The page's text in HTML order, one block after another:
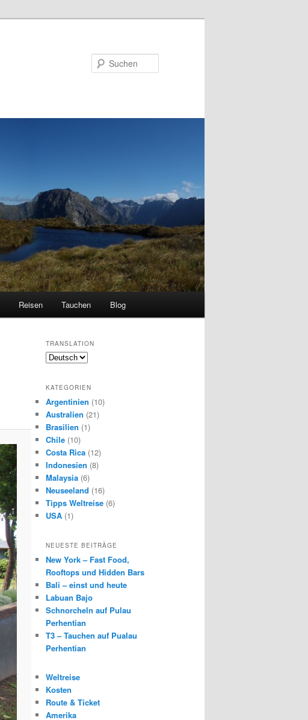
Reisen Tauchen Blog
TRANSLATION
KATEGORIEN
Argentinien (10)
Australien (21)
Brasilien (1)
Chile (10)
Costa Rica (12)
Indonesien (8)
Malaysia (6)
Neuseeland (16)
Tipps Weltreise (6)
USA (1)
NEUESTE BEITRÄGE
New York – Fast Food,
Rooftops und Hidden Bars
Bali – einst und heute
Labuan Bajo
Schnorcheln auf Pulau
Perhentian
T3 – Tauchen auf Pualau
Perhentian
Weltreise
Kosten
Route & Ticket
Amerika